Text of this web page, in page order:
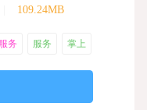
109.24MB
务 服务 掌上